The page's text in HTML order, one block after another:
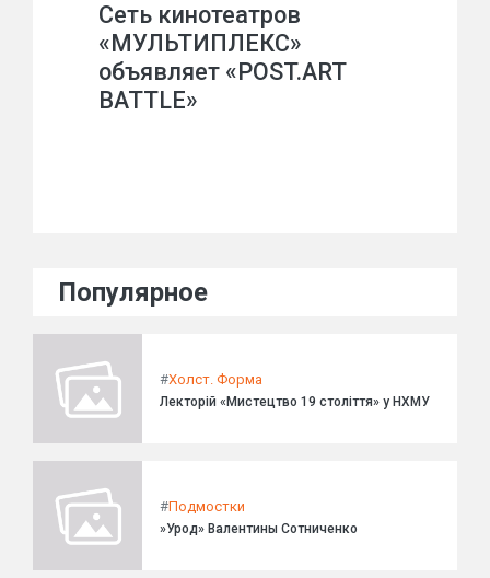
Сеть кинотеатров
«МУЛЬТИПЛЕКС»
объявляет «POST.ART
BATTLE»
Популярное
#Холст. Форма
Лекторій «Мистецтво 19 століття» у НХМУ
#Подмостки
»Урод» Валентины Сотниченко